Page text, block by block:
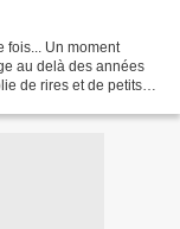
fois... Un moment
au delà des années
de rires et de petits